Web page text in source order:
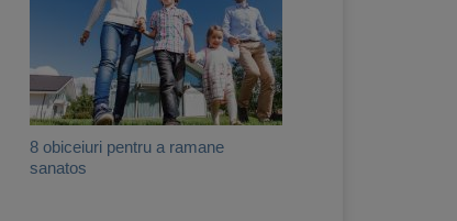
8 obiceiuri pentru a ramane
sanatos